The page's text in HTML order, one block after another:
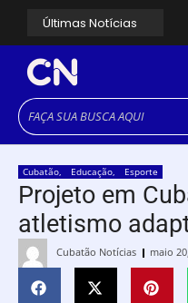
Últimas Notícias
Cubatão Educação Esporte
Projeto em
atletismo
Cubatão Notícias maio